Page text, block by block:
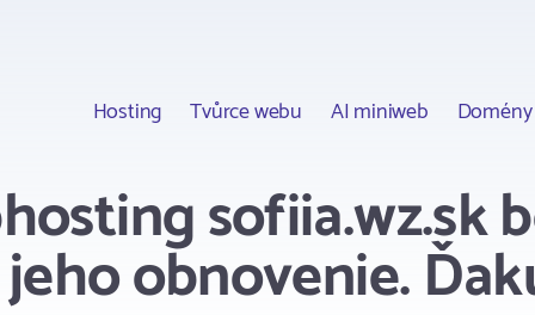
Hosting Tvůrce webu AI miniweb Domény
sofiia.wz.sk
obnovenie.